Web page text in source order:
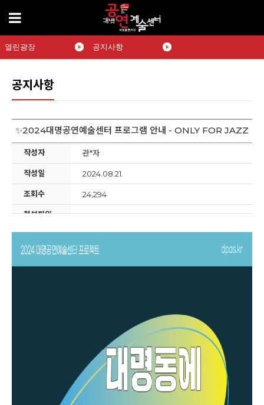
열린광장 공지사항
공지사항
✨2024대명공연예술센터 프로그램 안내 - ONLY FOR JAZZ
작성자 관*자
작성일 2024.08.21.
조회수 24,294
첨부파일